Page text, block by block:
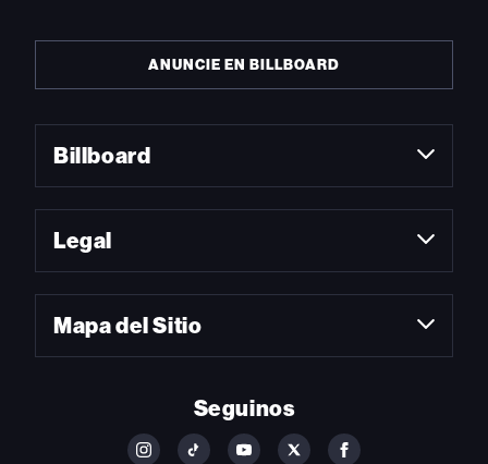
ANUNCIE EN BILLBOARD
Billboard
Legal
Mapa del Sitio
Seguinos
FOLLOWFOLLOWFOLLOWFOLLOWFOLLOW